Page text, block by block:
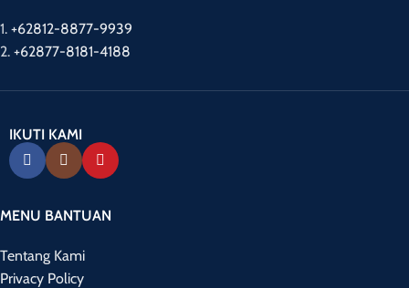
1. +62812-8877-9939
2. +62877-8181-4188
IKUTI KAMI
MENU BANTUAN
Tentang Kami
Privacy Policy